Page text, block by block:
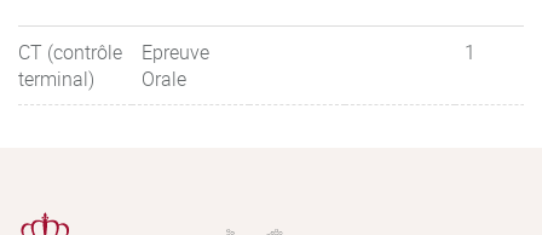
CT (contrôle
terminal)
Epreuve
Orale
1